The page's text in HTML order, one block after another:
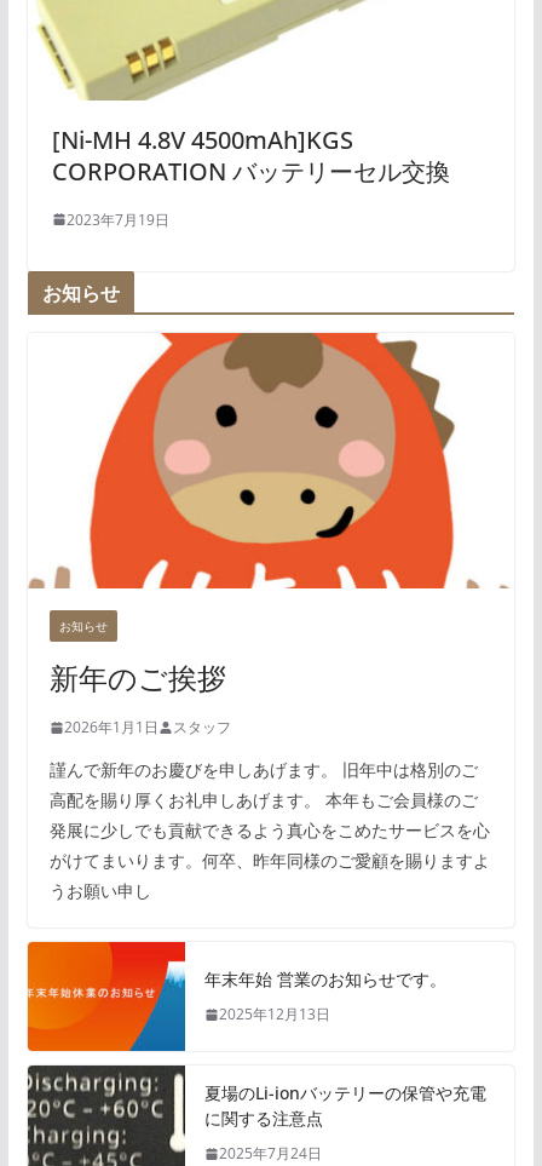
[Ni-MH 4.8V 4500mAh]KGS
CORPORATION バッテリーセル交換
2023年7月19日
お知らせ
お知らせ
新年のご挨拶
2026年1月1日 スタッフ
謹んで新年のお慶びを申しあげます。 旧年中は格別のご
高配を賜り厚くお礼申しあげます。 本年もご会員様のご
発展に少しでも貢献できるよう真心をこめたサービスを心
がけてまいります。何卒、昨年同様のご愛顧を賜りますよ
うお願い申し
年末年始 営業のお知らせです。
2025年12月13日
夏場のLi-ionバッテリーの保管や充電
に関する注意点
2025年7月24日